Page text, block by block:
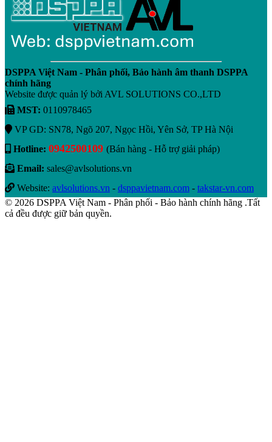
DSPPA Việt Nam - Phân phối, Bảo hành âm thanh DSPPA
chính hãng
Website được quản lý bởi AVL SOLUTIONS CO.,LTD
MST: 0110978465
VP GD: SN78, Ngõ 207, Ngọc Hồi, Yên Sở, TP Hà Nội
Hotline: 0942500109 (Bán hàng - Hỗ trợ giải pháp)
Email: sales@avlsolutions.vn
Website: avlsolutions.vn - dsppavietnam.com - takstar-vn.com
© 2026 DSPPA Việt Nam - Phân phối - Bảo hành chính hãng .Tất
cả đều được giữ bản quyền.